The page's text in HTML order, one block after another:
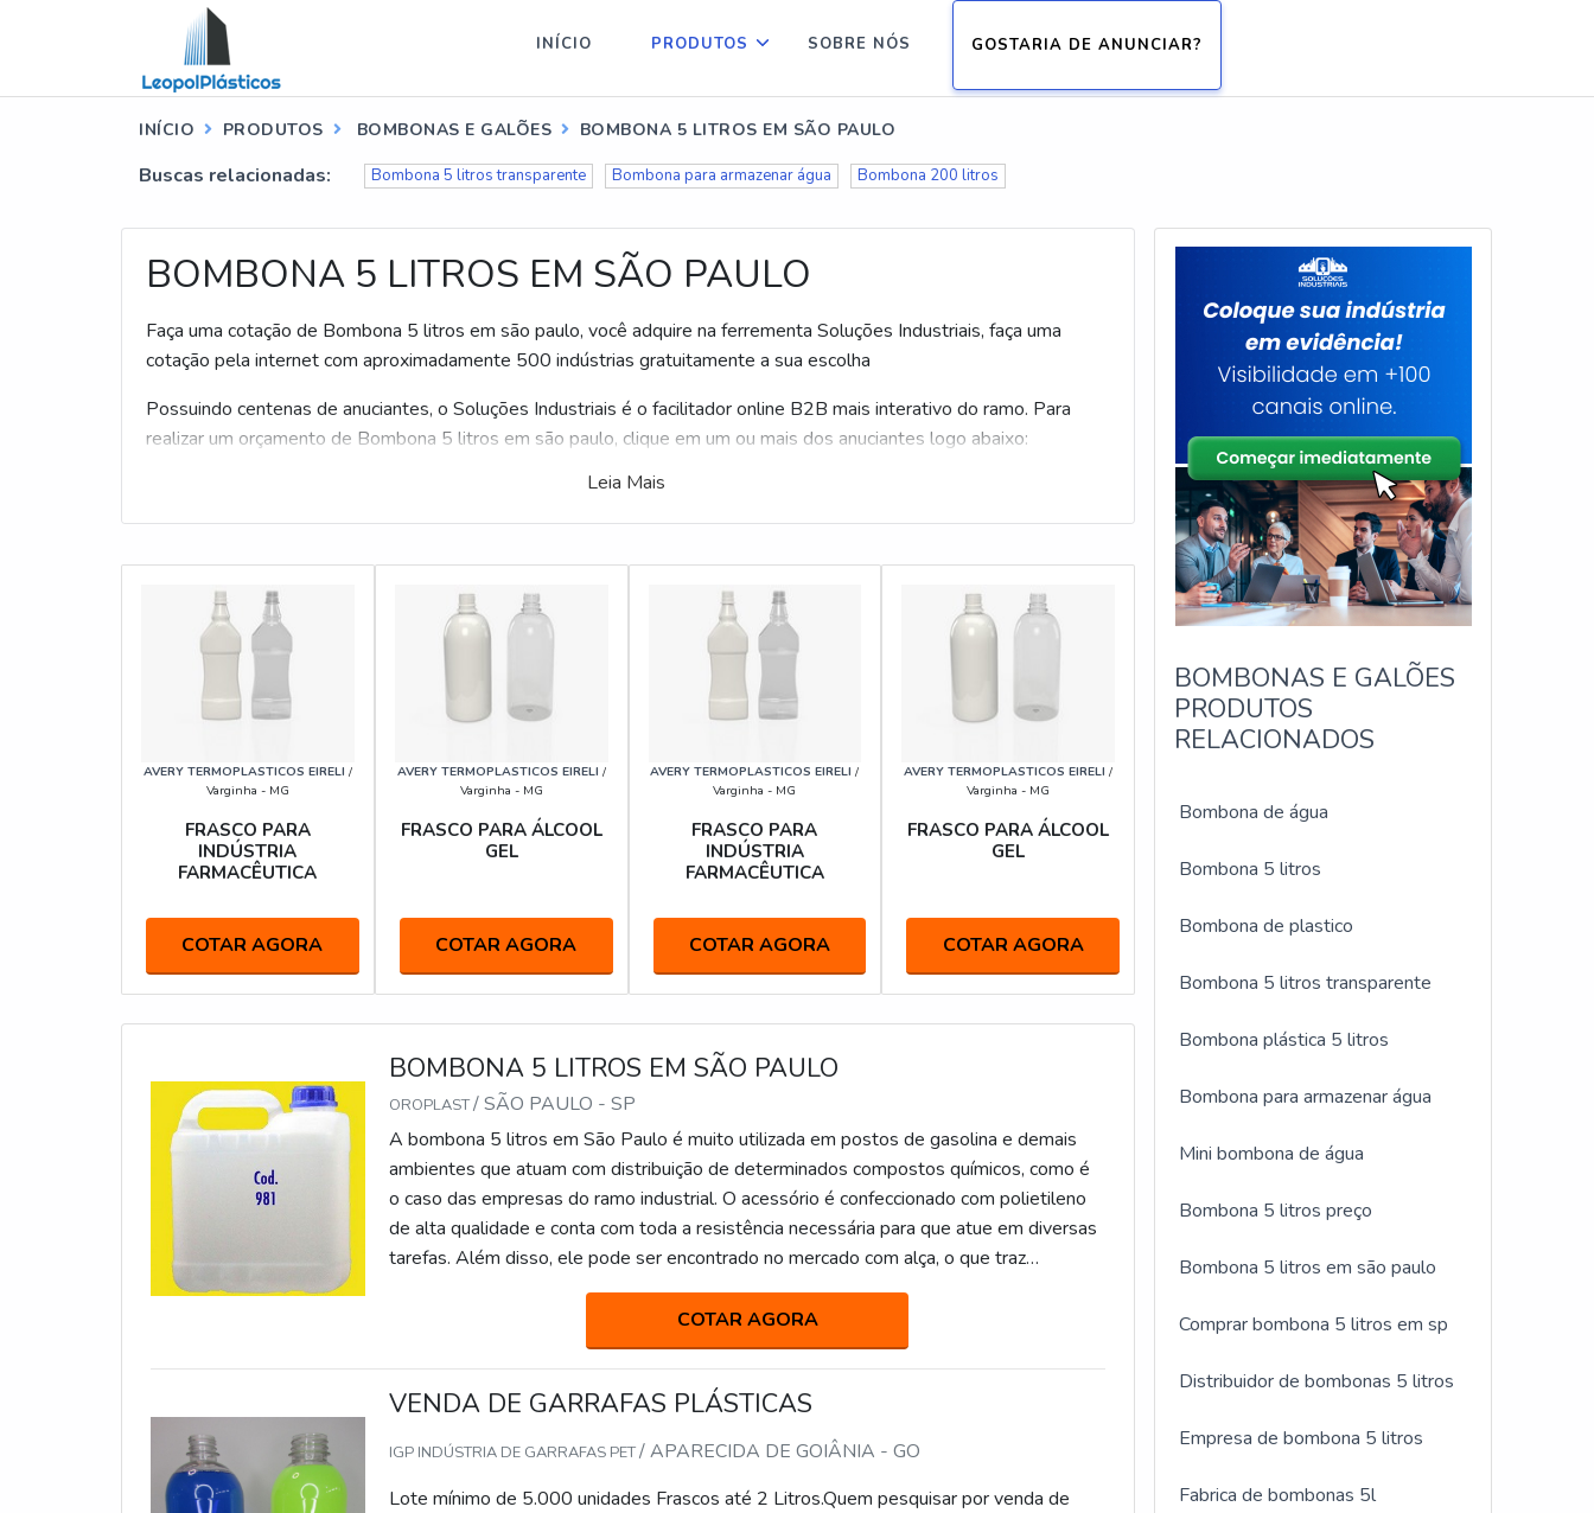
INÍCIO PRODUTOS SOBRE NÓS GOSTARIA DE ANUNCIAR?
INÍCIO PRODUTOS BOMBONAS E GALÕES BOMBONA 5 LITROS EM SÃO PAULO
Buscas relacionadas: Bombona 5 litros transparente Bombona para armazenar água Bombona 200 litros
BOMBONA 5 LITROS EM SÃO PAULO
Faça uma cotação de Bombona 5 litros em são paulo, você adquire na ferrementa Soluções Industriais, faça uma
cotação pela internet com aproximadamente 500 indústrias gratuitamente a sua escolha
Possuindo centenas de anuciantes, o Soluções Industriais é o facilitador online B2B mais interativo do ramo. Para
realizar um orçamento de Bombona 5 litros em são paulo, clique em um ou mais dos anuciantes logo abaixo:
Leia Mais
AVERY TERMOPLASTICOS EIRELI /
Varginha - MG
FRASCO PARA
INDÚSTRIA
FARMACÊUTICA
COTAR AGORA
AVERY TERMOPLASTICOS EIRELI /
Varginha - MG
FRASCO PARA ÁLCOOL
GEL
COTAR AGORA
AVERY TERMOPLASTICOS EIRELI /
Varginha - MG
FRASCO PARA
INDÚSTRIA
FARMACÊUTICA
COTAR AGORA
AVERY TERMOPLASTICOS EIRELI /
Varginha - MG
FRASCO PARA ÁLCOOL
GEL
COTAR AGORA
BOMBONA 5 LITROS EM SÃO PAULO
OROPLAST/ SÃO PAULO - SP
A bombona 5 litros em São Paulo é muito utilizada em postos de gasolina e demais
ambientes que atuam com distribuição de determinados compostos químicos, como é
o caso das empresas do ramo industrial. O acessório é confeccionado com polietileno
de alta qualidade e conta com toda a resistência necessária para que atue em diversas
tarefas. Além disso, ele pode ser encontrado no mercado com alça, o que traz
praticidade na transferência do recipiente pelas dependências da
empresa.INFORMAÇÕES ADICIONCOTAR AGORA
VENDA DE GARRAFAS PLÁSTICAS
IGP INDÚSTRIA DE GARRAFAS PET/ APARECIDA DE GOIÂNIA - GO
Lote mínimo de 5.000 unidades Frascos até 2 Litros.Quem pesquisar por venda de
BOMBONAS E GALÕES
PRODUTOS
RELACIONADOS
Bombona de água
Bombona 5 litros
Bombona de plastico
Bombona 5 litros transparente
Bombona plástica 5 litros
Bombona para armazenar água
Mini bombona de água
Bombona 5 litros preço
Bombona 5 litros em são paulo
Comprar bombona 5 litros em sp
Distribuidor de bombonas 5 litros
Empresa de bombona 5 litros
Fabrica de bombonas 5l